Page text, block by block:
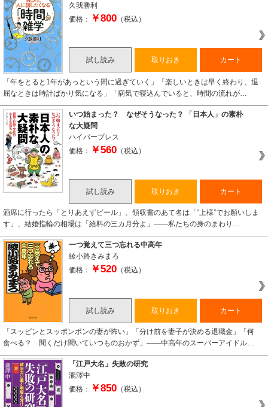
久我勝利
価格：
￥800 （税込）
試し読み 取りおき カート
「年をとると1年があっという間に過ぎていく」「楽しいときは早く終わり、退
屈なときは時計ばかり気になる」「病気で寝込んでいると、時間の流れが…
いつ始まった？ なぜそうなった？ 「日本人」の素朴
な大疑問
ハイパープレス
価格：
￥560 （税込）
試し読み 取りおき カート
酒席に行ったら「とりあえずビール」、領収書のあて名は「“上様”でお願いしま
す」、結婚指輪の相場は「給料の三カ月分よ」――私たちの身のまわり…
一つ覚えて三つ忘れる中高年
綾小路きみまろ
価格：
￥520 （税込）
試し読み 取りおき カート
「スッピンとスッポンポンの妻が怖い」「分け前を妻子が決める退職金」「何
食べる？ 聞くだけ聞いていつものおかず」――中高年のスーパーアイドル…
「江戸大名」失敗の研究
瀧澤中
価格：
￥850 （税込）